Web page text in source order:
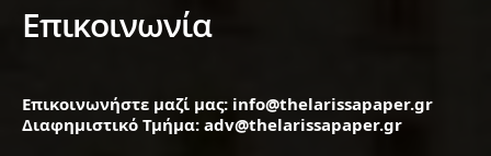
Επικοινωνία
Επικοινωνήστε μαζί μας: info@thelarissapaper.gr
Διαφημιστικό Τμήμα: adv@thelarissapaper.gr